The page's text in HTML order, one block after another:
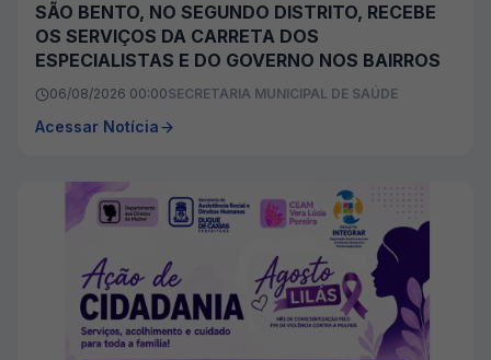
SÃO BENTO, NO SEGUNDO DISTRITO, RECEBE
OS SERVIÇOS DA CARRETA DOS
ESPECIALISTAS E DO GOVERNO NOS BAIRROS
06/08/2026 00:00SECRETARIA MUNICIPAL DE SAÚDE
Acessar Notícia